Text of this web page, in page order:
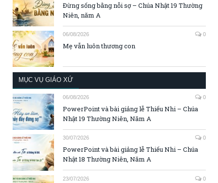
Đừng sống bằng nỗi sợ – Chúa Nhật 19 Thường
Niên, năm A
06/08/2026 0
Mẹ vẫn luôn thương con
MỤC VỤ GIÁO XỨ
06/08/2026 0
PowerPoint và bài giảng lễ Thiếu Nhi – Chúa
Nhật 19 Thường Niên, Năm A
30/07/2026 0
PowerPoint và bài giảng lễ Thiếu Nhi – Chúa
Nhật 18 Thường Niên, Năm A
23/07/2026 0